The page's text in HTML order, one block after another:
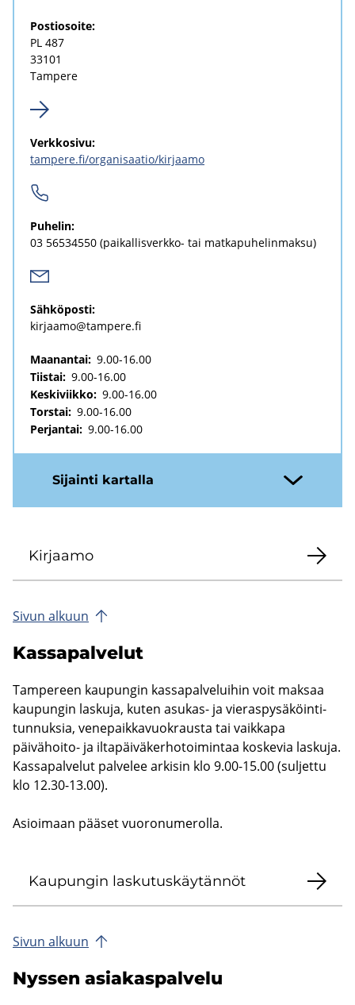
Pos­tio­soi­te:
PL 487
33101
Tam­pe­re
Verk­ko­si­vu:
tam­pe­re.fi/or­ga­ni­saa­tio/kir­jaa­mo
Pu­he­lin:
03 56534550 (paikallisverkko-​ tai mat­ka­pu­he­lin­mak­su)
Säh­kö­pos­ti:
kir­jaa­mo@tam­pe­re.fi
Maanantai: 9.00-16.00
Tiistai: 9.00-16.00
Keskiviikko: 9.00-16.00
Torstai: 9.00-16.00
Perjantai: 9.00-16.00
Si­jain­ti kar­tal­la
Kir­jaa­mo
Sivun al­kuun
Kas­sa­pal­ve­lut
Tam­pe­reen kau­pun­gin kas­sa­pal­ve­lui­hin voit mak­saa
kau­pun­gin las­ku­ja, kuten asukas-​ ja vie­ras­py­sä­köin­ti­
tun­nuk­sia, ve­ne­paik­ka­vuo­kraus­ta tai vaik­ka­pa
päivähoito-​ ja il­ta­päi­vä­ker­ho­toi­min­taa kos­ke­via las­ku­ja.
Kas­sa­pal­ve­lut pal­ve­lee ar­ki­sin klo 9.00-15.00 (sul­jet­tu
klo 12.30-13.00).
Asioi­maan pää­set vuo­ro­nu­me­rol­la.
Kau­pun­gin las­ku­tus­käy­tän­nöt
Sivun al­kuun
Nys­sen asia­kas­pal­ve­lu